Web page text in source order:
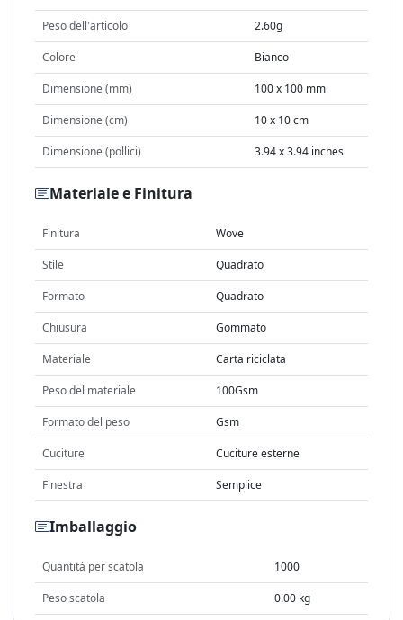
Peso dell'articolo 2.60g
Colore Bianco
Dimensione (mm) 100 x 100 mm
Dimensione (cm) 10 x 10 cm
Dimensione (pollici) 3.94 x 3.94 inches
Materiale e Finitura
Finitura Wove
Stile Quadrato
Formato Quadrato
Chiusura Gommato
Materiale Carta riciclata
Peso del materiale 100Gsm
Formato del peso Gsm
Cuciture Cuciture esterne
Finestra Semplice
Imballaggio
Quantità per scatola 1000
Peso scatola 0.00 kg